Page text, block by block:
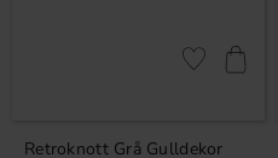
Retroknott Grå Gulldekor
Lagre som